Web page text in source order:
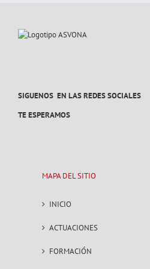
SIGUENOS EN LAS REDES SOCIALES
TE ESPERAMOS
MAPA DEL SITIO
INICIO
ACTUACIONES
FORMACIÓN